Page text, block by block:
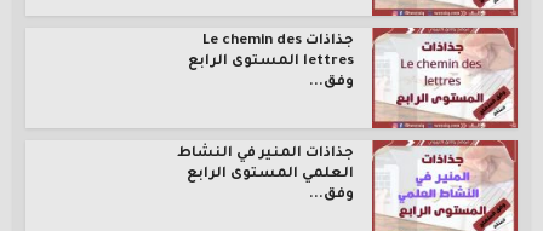
جذاذات Le chemin des
lettres المستوى الرابع
وفق...
جذاذات المنير في النشاط
العلمي المستوى الرابع
وفق...